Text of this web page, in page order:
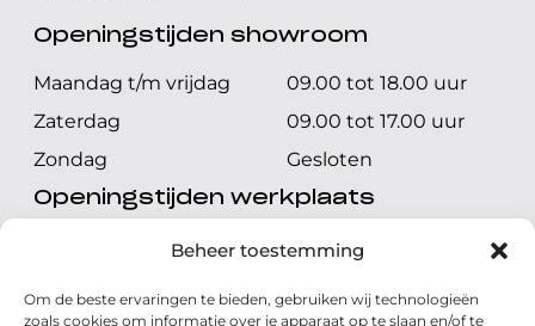
Beheer toestemming
Om de beste ervaringen te bieden, gebruiken wij technologieën
zoals cookies om informatie over je apparaat op te slaan en/of te
Openingstijden showroom
Maandag t/m vrijdag
09.00 tot 18.00 uur
Zaterdag
09.00 tot 17.00 uur
Zondag
Gesloten
Openingstijden werkplaats
Maandag t/m vrijdag
08.00 tot 17.00 uur